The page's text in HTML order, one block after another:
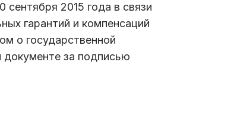
2015 года в связи
гарантий и компенсаций
о государственной
за подписью